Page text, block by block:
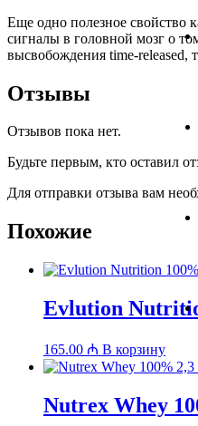
Еще одно полезное свойство
сигналы в головной мозг о
высвобождения time-
Отзывы
Отзывов пока нет.
Будьте первым, кто оставил
Для отправки отзыва вам
Похожие
Evlution
165.00 ₼ В корзину
Nutrex Whey